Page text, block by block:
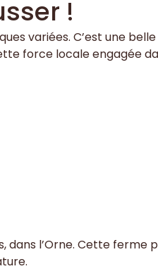
!
variées. C’est une
force locale engagée
dans l’Orne. Cette ferme